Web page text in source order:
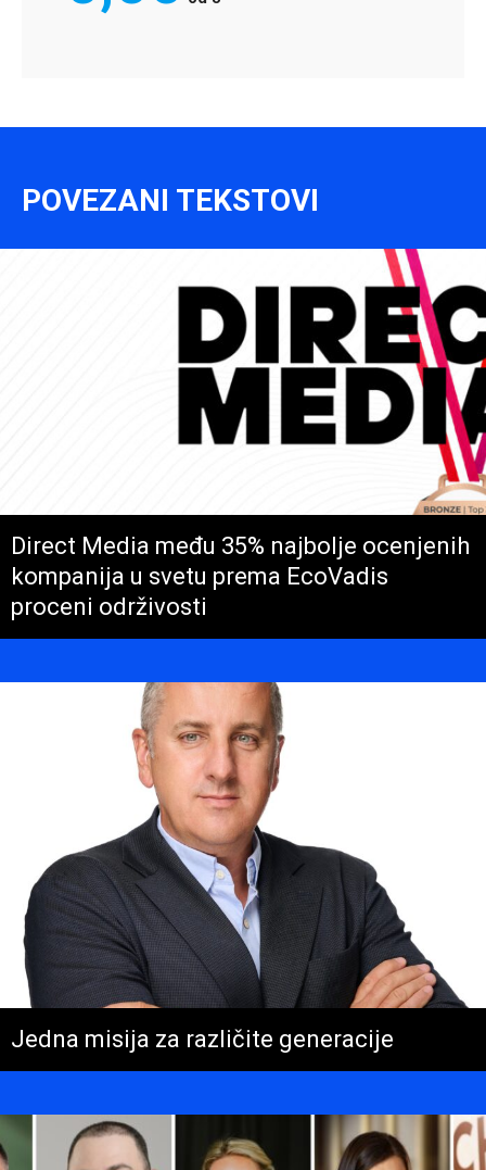
POVEZANI TEKSTOVI
Direct Media među 35% najbolje ocenjenih
kompanija u svetu prema EcoVadis
proceni održivosti
Jedna misija za različite generacije